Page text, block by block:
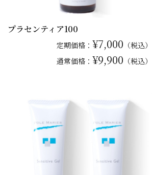
プラセンティア100
定期価格： ¥7,000 （税込）
通常価格： ¥9,900 （税込）